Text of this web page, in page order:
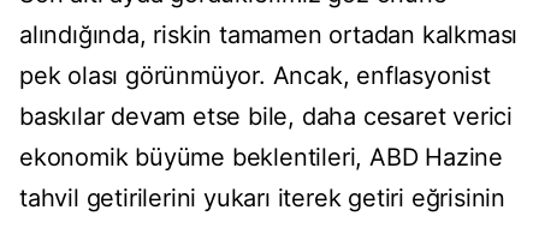
alındığında, riskin tamamen ortadan kalkması
pek olası görünmüyor. Ancak, enflasyonist
baskılar devam etse bile, daha cesaret verici
ekonomik büyüme beklentileri, ABD Hazine
tahvil getirilerini yukarı iterek getiri eğrisinin